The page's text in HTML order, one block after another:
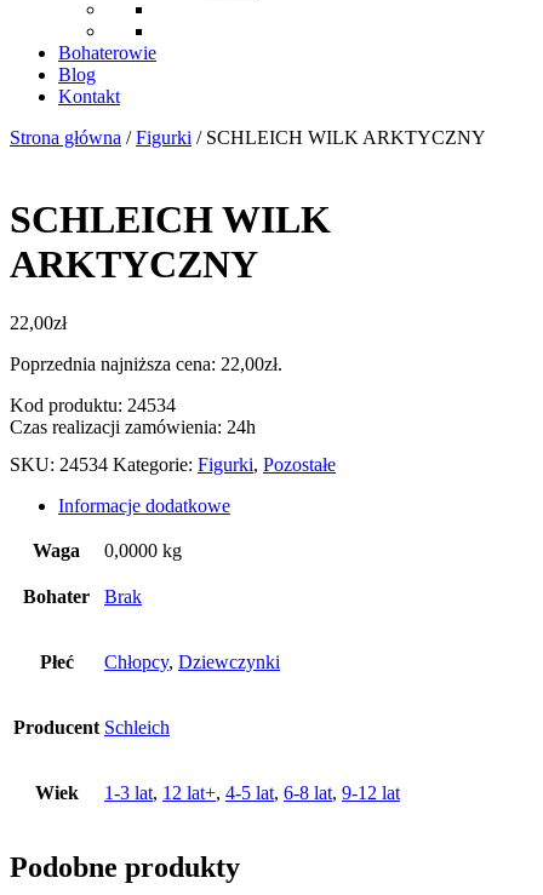
Bohaterowie
Blog
Kontakt
Strona główna /Figurki / SCHLEICH WILK ARKTYCZNY
SCHLEICH WILK
ARKTYCZNY
22,00zł
Poprzednia najniższa cena: 22,00zł.
Kod produktu: 24534
Czas realizacji zamówienia: 24h
SKU: 24534 Kategorie: Figurki, Pozostałe
Informacje dodatkowe
Waga 0,0000 kg
Bohater Brak
Płeć Chłopcy, Dziewczynki
Producent Schleich
Wiek 1-3 lat, 12 lat+, 4-5 lat, 6-8 lat, 9-12 lat
Podobne produkty